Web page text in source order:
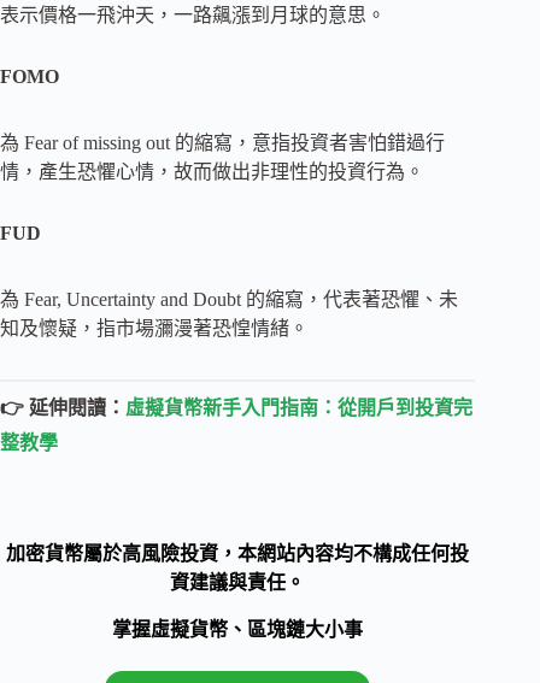
表示價格一飛沖天，一路飆漲到月球的意思。
FOMO
為 Fear of missing out 的縮寫，意指投資者害怕錯過行
情，產生恐懼心情，故而做出非理性的投資行為。
FUD
為 Fear, Uncertainty and Doubt 的縮寫，代表著恐懼、未
知及懷疑，指市場瀰漫著恐惶情緒。
👉 延伸閱讀： 虛擬貨幣新手入門指南：從開戶到投資完
整教學
加密貨幣屬於高風險投資，本網站內容均不構成任何投
資建議與責任。
掌握虛擬貨幣、區塊鏈大小事